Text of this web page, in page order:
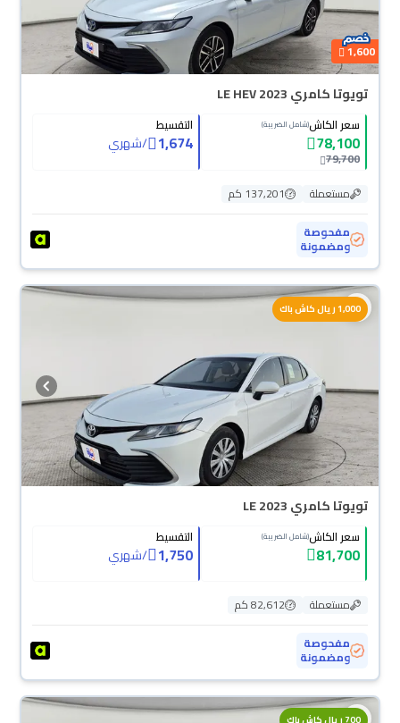
1,600
تويوتا كامري LE HEV 2023
سعر الكاش(شامل الضريبة)
78,100
79,700
التقسيط
1,674
/شهري
مستعملة
137,201 كم
مفحوصة
ومضمونة
1,000 ريال كاش باك
تويوتا كامري LE 2023
سعر الكاش(شامل الضريبة)
81,700
التقسيط
1,750
/شهري
مستعملة
82,612 كم
مفحوصة
ومضمونة